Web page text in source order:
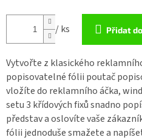
/ ks Přidat
Vytvořte z klasického
popisovatelné fólii poutač
vložíte do reklamního áčka,
setu 3 křídových fixů snadno
představ a oslovíte vaše
fólii jednoduše smažete a